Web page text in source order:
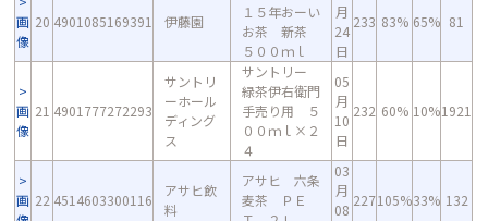
画
像
20 4901085169391 伊藤園
１５年おーい
お茶 新茶
５００ｍｌ
月
24
日
233 83% 65% 81
画
像
21 4901777272293
サントリ
ーホール
ディング
ス
サントリー
緑茶伊右衛門
手売り用 ５
００ｍｌ×２
４
05
月
10
日
232 60% 10%1921
画 22 4514603300116
アサヒ飲
料
アサヒ 六条
麦茶 ＰＥ
03
月
08
227105%33% 132